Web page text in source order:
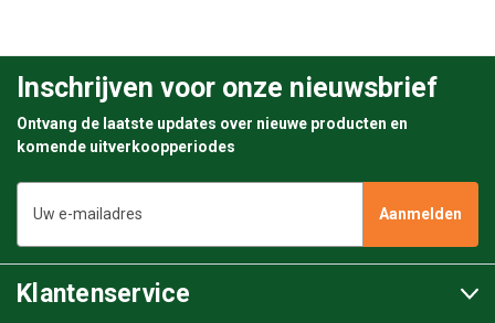
Inschrijven voor onze nieuwsbrief
Ontvang de laatste updates over nieuwe producten en
komende uitverkoopperiodes
mailadres
Klantenservice